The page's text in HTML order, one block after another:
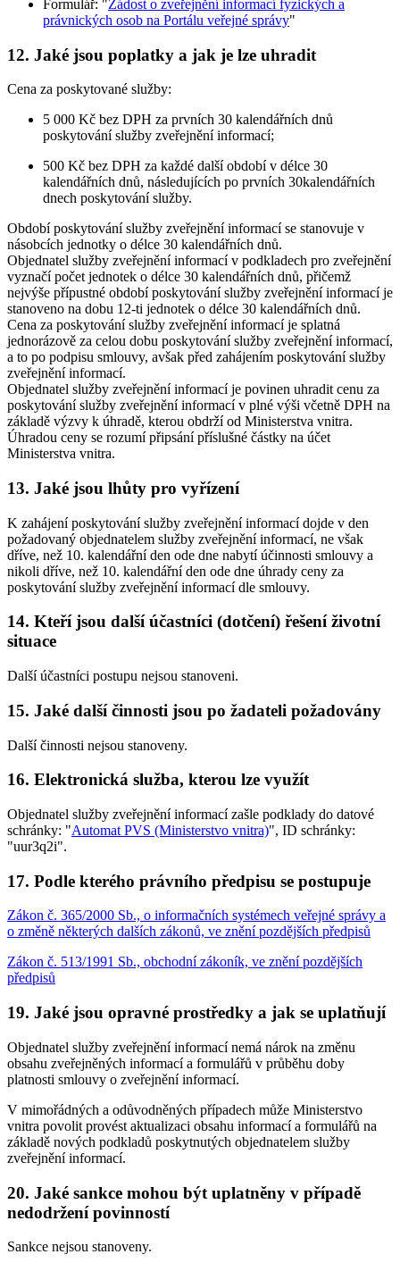
Formulář: "Žádost o zveřejnění informací fyzických a
právnických osob na Portálu veřejné správy"
12. Jaké jsou poplatky a jak je lze uhradit
Cena za poskytované služby:
5 000 Kč bez DPH za prvních 30 kalendářních dnů
poskytování služby zveřejnění informací;
500 Kč bez DPH za každé další období v délce 30
kalendářních dnů, následujících po prvních 30kalendářních
dnech poskytování služby.
Období poskytování služby zveřejnění informací se stanovuje v
násobcích jednotky o délce 30 kalendářních dnů.
Objednatel služby zveřejnění informací v podkladech pro zveřejnění
vyznačí počet jednotek o délce 30 kalendářních dnů, přičemž
nejvýše přípustné období poskytování služby zveřejnění informací je
stanoveno na dobu 12-ti jednotek o délce 30 kalendářních dnů.
Cena za poskytování služby zveřejnění informací je splatná
jednorázově za celou dobu poskytování služby zveřejnění informací,
a to po podpisu smlouvy, avšak před zahájením poskytování služby
zveřejnění informací.
Objednatel služby zveřejnění informací je povinen uhradit cenu za
poskytování služby zveřejnění informací v plné výši včetně DPH na
základě výzvy k úhradě, kterou obdrží od Ministerstva vnitra.
Úhradou ceny se rozumí připsání příslušné částky na účet
Ministerstva vnitra.
13. Jaké jsou lhůty pro vyřízení
K zahájení poskytování služby zveřejnění informací dojde v den
požadovaný objednatelem služby zveřejnění informací, ne však
dříve, než 10. kalendářní den ode dne nabytí účinnosti smlouvy a
nikoli dříve, než 10. kalendářní den ode dne úhrady ceny za
poskytování služby zveřejnění informací dle smlouvy.
14. Kteří jsou další účastníci (dotčení) řešení životní
situace
Další účastníci postupu nejsou stanoveni.
15. Jaké další činnosti jsou po žadateli požadovány
Další činnosti nejsou stanoveny.
16. Elektronická služba, kterou lze využít
Objednatel služby zveřejnění informací zašle podklady do datové
schránky: "Automat PVS (Ministerstvo vnitra)", ID schránky:
"uur3q2i".
17. Podle kterého právního předpisu se postupuje
Zákon č. 365/2000 Sb., o informačních systémech veřejné správy a
o změně některých dalších zákonů, ve znění pozdějších předpisů
Zákon č. 513/1991 Sb., obchodní zákoník, ve znění pozdějších
předpisů
19. Jaké jsou opravné prostředky a jak se uplatňují
Objednatel služby zveřejnění informací nemá nárok na změnu
obsahu zveřejněných informací a formulářů v průběhu doby
platnosti smlouvy o zveřejnění informací.
V mimořádných a odůvodněných případech může Ministerstvo
vnitra povolit provést aktualizaci obsahu informací a formulářů na
základě nových podkladů poskytnutých objednatelem služby
zveřejnění informací.
20. Jaké sankce mohou být uplatněny v případě
nedodržení povinností
Sankce nejsou stanoveny.